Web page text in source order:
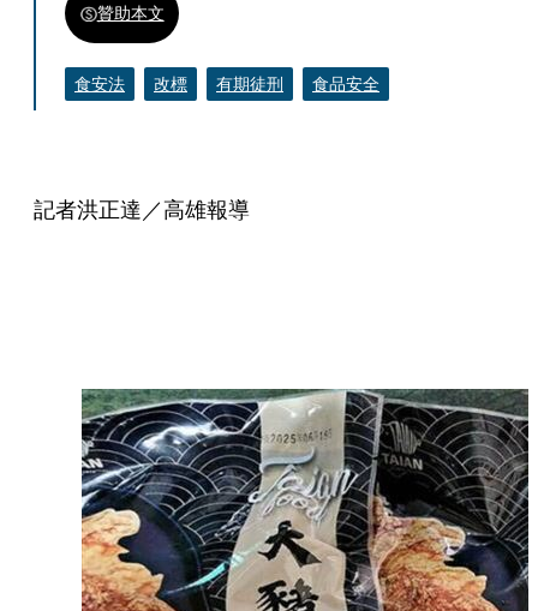
贊助本文
食安法 改標 有期徒刑 食品安全
記者洪正達／高雄報導